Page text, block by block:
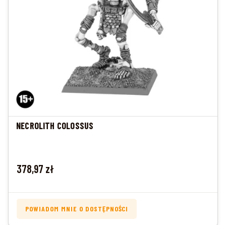
NECROLITH COLOSSUS
Cena
378,97 zł
POWIADOM MNIE O DOSTĘPNOŚCI